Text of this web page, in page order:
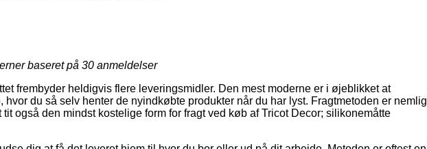
baseret på 30 anmeldelser
frembyder heldigvis flere leveringsmidler. Den mest moderne er i øjeblikket at
hvor du så selv henter de nyindkøbte produkter når du har lyst. Fragtmetoden er nemlig
også den mindst kostelige form for fragt ved køb af Tricot Decor; silikonemåtte